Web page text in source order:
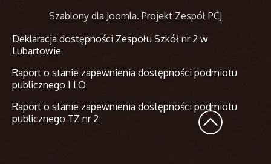
Szablony dla Joomla. Projekt Zespół PCJ
Deklaracja dostępności Zespołu Szkół nr 2 w
Lubartowie
Raport o stanie zapewnienia dostępności podmiotu
publicznego I LO
Raport o stanie zapewnienia dostępności podmiotu
publicznego TZ nr 2